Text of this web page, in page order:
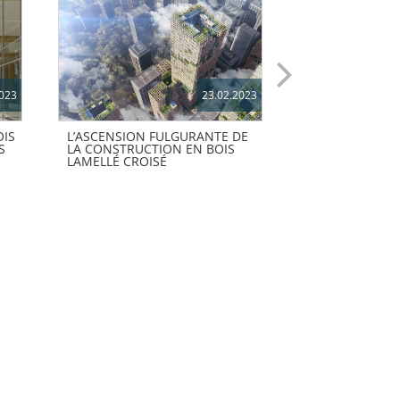
23.02.2023
L’ASCENSION FULGURANTE DE
LA CONSTRUCTION EN BOIS
LAMELLÉ CROISÉ